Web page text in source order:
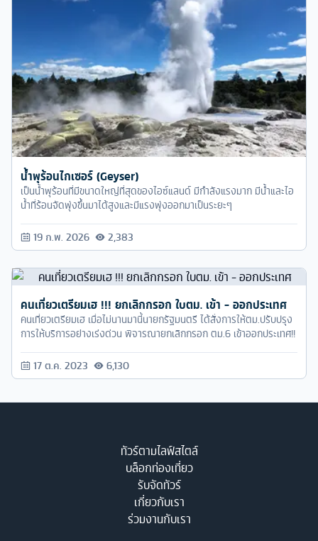
น้ำพุร้อนไกเซอร์ (Geyser)
เป็นน้ำพุร้อนที่มีขนาดใหญ่ที่สุดของไอซ์แลนด์ มีกำลังแรงมาก มีน้ำและไอ
น้ำที่ร้อนจัดพุ่งขึ้นมาได้สูงและมีแรงพุ่งออกมาเป็นระยะๆ
19 ก.พ. 2026 2,383
คนเที่ยวเตรียมเฮ !!! ยกเลิกกรอก ใบตม. เข้า - ออกประเทศ
คนเที่ยวเตรียมเฮ เมื่อไม่นานมานี้นายกรัฐมนตรี ได้สั่งการให้ตม.ปรับปรุง
การให้บริการอย่างเร่งด่วน พิจารณายกเลิกกรอก ตม.6 เข้าออกประเทศ!!
17 ต.ค. 2023 6,130
ทัวร์ตามไลฟ์สไตล์
บล็อกท่องเที่ยว
รับจัดทัวร์
เกี่ยวกับเรา
ร่วมงานกับเรา